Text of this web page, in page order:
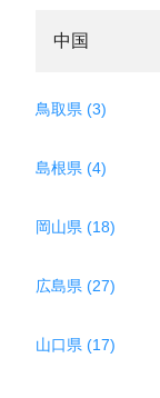
中国
鳥取県 (3)
島根県 (4)
岡山県 (18)
広島県 (27)
山口県 (17)